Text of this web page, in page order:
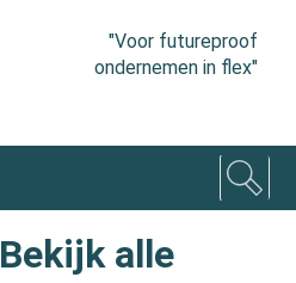
"Voor futureproof
ondernemen in flex"
Bekijk alle